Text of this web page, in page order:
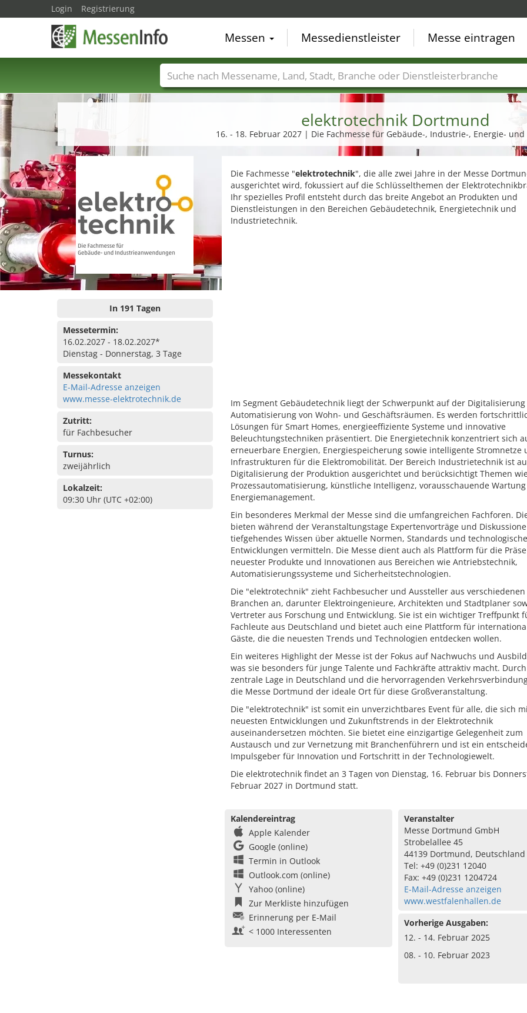
elektrotechnik Dortmund
16. - 18. Februar 2027 | Die Fachmesse für Gebäude-, Industrie-, Energie-
In 191 Tagen
Messetermin:
16.02.2027 - 18.02.2027*
Dienstag - Donnerstag, 3 Tage
Messekontakt
E-Mail-Adresse anzeigen
www.messe-elektrotechnik.de
Zutritt:
für Fachbesucher
Turnus:
zweijährlich
Lokalzeit:
09:30 Uhr (UTC +02:00)
Die Fachmesse "elektrotechnik", die alle zwei Jahre in der Messe
ausgerichtet wird, fokussiert auf die Schlüsselthemen der
Ihr spezielles Profil entsteht durch das breite Angebot an Produkten und
Dienstleistungen in den Bereichen Gebäudetechnik, Energietechnik und
Industrietechnik.
Im Segment Gebäudetechnik liegt der Schwerpunkt auf der
Automatisierung von Wohn- und Geschäftsräumen. Es werden
Lösungen für Smart Homes, energieeffiziente Systeme und innovative
Beleuchtungstechniken präsentiert. Die Energietechnik konzentriert sich
erneuerbare Energien, Energiespeicherung sowie intelligente Stromnetze
Infrastrukturen für die Elektromobilität. Der Bereich Industrietechnik ist
Digitalisierung der Produktion ausgerichtet und berücksichtigt Themen
Prozessautomatisierung, künstliche Intelligenz, vorausschauende
Energiemanagement.
Ein besonderes Merkmal der Messe sind die umfangreichen Fachforen.
bieten während der Veranstaltungstage Expertenvorträge und
tiefgehendes Wissen über aktuelle Normen, Standards und technologische
Entwicklungen vermitteln. Die Messe dient auch als Plattform für die
neuester Produkte und Innovationen aus Bereichen wie Antriebstechnik,
Automatisierungssysteme und Sicherheitstechnologien.
Die "elektrotechnik" zieht Fachbesucher und Aussteller aus verschiedenen
Branchen an, darunter Elektroingenieure, Architekten und Stadtplaner
Vertreter aus Forschung und Entwicklung. Sie ist ein wichtiger Treffpunkt
Fachleute aus Deutschland und bietet auch eine Plattform für
Gäste, die die neuesten Trends und Technologien entdecken wollen.
Ein weiteres Highlight der Messe ist der Fokus auf Nachwuchs und
was sie besonders für junge Talente und Fachkräfte attraktiv macht.
zentrale Lage in Deutschland und die hervorragenden
die Messe Dortmund der ideale Ort für diese Großveranstaltung.
Die "elektrotechnik" ist somit ein unverzichtbares Event für alle, die sich
neuesten Entwicklungen und Zukunftstrends in der Elektrotechnik
auseinandersetzen möchten. Sie bietet eine einzigartige Gelegenheit zum
Austausch und zur Vernetzung mit Branchenführern und ist ein
Impulsgeber für Innovation und Fortschritt in der Technologiewelt.
Die elektrotechnik findet an 3 Tagen von Dienstag, 16. Februar bis
Februar 2027 in Dortmund statt.
Kalendereintrag
Apple Kalender
Google (online)
Termin in Outlook
Outlook.com (online)
Yahoo (online)
Zur Merkliste hinzufügen
Erinnerung per E-Mail
< 1000 Interessenten
Veranstalter
Messe Dortmund GmbH
Strobelallee 45
44139 Dortmund, Deutschland
Tel: +49 (0)231 12040
Fax: +49 (0)231 1204724
E-Mail-Adresse anzeigen
www.westfalenhallen.de
Vorherige Ausgaben:
12. - 14. Februar 2025
08. - 10. Februar 2023
Login Registrierung
Messen Messedienstleister Messe eintragen
Messenamen Länder Städte Branchen Dienstleisterbranchen